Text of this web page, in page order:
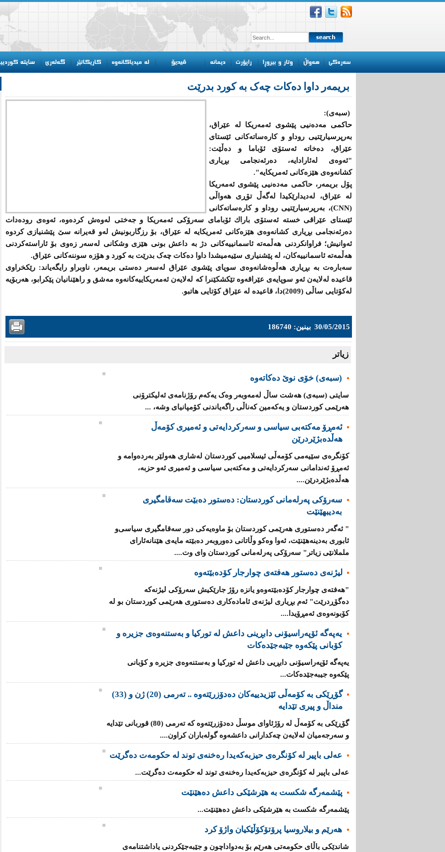
بریمه‌ر داوا دەکات چەک بە کورد بدرێت
(سبەی):
حاكمی مه‌ده‌نیی پێشوی ئه‌مەریكا له ‌عێراق،
به‌رپرسیارێتیی روداو و كاره‌ساته‌كانی ئێستای
عێراق، ده‌خاته‌ ئه‌ستۆی ئۆباما و ده‌ڵێت:
"ئه‌وه‌ی له‌ئارادایه‌، ده‌رئه‌نجامی بڕیاری
كشانه‌وه‌ی هێزه‌كانی ئه‌مریكایه‌".
پۆل بریمه‌ر، حاكمی مه‌ده‌نیی پێشوی ئه‌مەریكا
له‌ عێراق، له‌دیدارێكیدا له‌گه‌ڵ تۆڕی هه‌واڵی
(CNN)، به‌رپرسیارێتیی روداو و كاره‌ساته‌كانی
ئێستای عێراقی‌ خسته‌ ئه‌ستۆی باراك ئۆبامای سه‌رۆكی ئه‌مەریكا و جه‌ختی‌ له‌وه‌ش كرده‌وه‌، ئه‌وه‌ی رودەدات
دەرئەنجامی بڕیاری كشانه‌وه‌ی هێزه‌كانی ئه‌مریكایه‌ له‌ عێراق، بۆ رزگاربونیش لەو قەیرانە سێ پێشنیازی کردوە
ئه‌وانیش؛ فراوانكردنی هه‌ڵمه‌ته‌ ئاسمانییه‌كانی دژ به‌ داعش بونى هێزی وشكانی له‌سه‌ر زه‌وی بۆ ئاراسته‌كردنی
هه‌ڵمه‌ته‌ ئاسمانییه‌كان، لە پێشنیاری سێیەمیشدا داوا دەکات چەک بدرێت بە کورد و هۆزه‌ سوننه‌كانی عێراق.
سه‌باره‌ت به‌ بڕیاری هه‌ڵوه‌شانه‌وه‌ی سوپای پێشوی عێراق له‌سه‌ر ده‌ستی بریمه‌ر، ناوبراو رایگه‌یاند: رێكخراوی
قاعیده‌ له‌لایه‌ن ئه‌و سوپایه‌ی عێراقه‌وه‌ تێكشكێنرا كه‌ له‌لایه‌ن ئه‌مەریكاییه‌كانه‌وه‌ مه‌شق و راهێنانیان پێكرابو، هه‌ربۆیه‌
له‌كۆتایی ساڵی (2009)دا، قاعیده‌ له‌ عێراق كۆتایی هاتبو.
30/05/2015 بینین: 186740
زیاتر
(سبەى) خۆى نوێ دەکاتەوە
سایتى (سبەى) هەشت ساڵ لەمەوبەر وەک یەکەم رۆژنامەى ئەلیکترۆنى
هەرێمى کوردستان و یه‌كه‌مین كه‌ناڵی‌ راگه‌یاندنی‌ كۆمپانیای‌ وشه‌، ...
ئه‌مڕۆ مه‌كته‌بی‌ سیاسی‌ و سه‌ركردایه‌تی‌ و ئه‌میری‌ كۆمه‌ڵ
هەڵدەبژێردرێن
كۆنگره‌ی‌ سێیه‌می‌ كۆمه‌ڵی‌ ئیسلامیی‌ كوردستان له‌شاری‌ هه‌ولێر به‌رده‌وامه‌ و
ئه‌مڕۆ ئه‌ندامانی‌ سه‌ركردایه‌تی‌ و مه‌كته‌بی‌ سیاسی‌ و ئه‌میری‌ ئه‌و حزبه‌،
هەڵدەبژێردرێن....
سەرۆكی پەرلەمانی كوردستان: دەستور دەبێت سەقامگیری
بەدیبهێنێت
" ئەگەر دەستوری هەرێمی كوردستان بۆ ماوەیەكی دور سەقامگیری سیاسی‌و
ئابوری بەدینەهێنێت، ئەوا وەكو وڵاتانی دەوروبەر دەبێتە مایەی هێنانەئارای
ململانێی زیاتر" سەرۆكی پەرلەمانی كوردستان وای وت....
لیژنەی دەستور هەفتەی چوارجار كۆدەبێتەوە
"هەفتەی چوارجار كۆدەبێتەوە‌و یانزە رۆژ جارێكیش سەرۆكی لیژنەكە
دەگۆڕدرێت" ئەم بڕیاری لیژنەی ئامادەكاری دەستوری هەرێمی كوردستان بو لە
كۆبونەوەی ئەمڕۆیدا....
یەپەگە ئۆپەراسیۆنی دابڕینی داعش لە تورکیا و بەستنەوەی جزیرە و
کۆبانی پێکەوە جێبەجێدەکات
یەپەگە ئۆپەراسیۆنی دابڕیی داعش لە تورکیا و بەستنەوەی جزیرە و کۆبانی
پێکەوە جیبەجێدەکات...
گۆڕێکی بە کۆمەڵی ئێزیدییەکان دەدۆزرێتەوە .. تەرمی (20) ژن و (33)
منداڵ و پیری تێدایە
گۆڕێکی بە کۆمەڵ لە رۆژئاوای موسڵ دەدۆزرێتەوە کە تەرمی (80) قوربانی تێدایە
و سەرجەمیان لەلایەن چەکدارانی داعشەوە گولەباران کراون....
عەلی باپیر لە کۆنگرەی حیزبەکەیدا رەخنەی توند لە حکومەت دەگرێت
عەلی باپیر لە کۆنگرەی حیزبەکەیدا رەخنەی توند لە حکومەت دەگرێت...
پێشمەرگە شكست بە هێرشێكی داعش دەهێنێت
پێشمەرگە شكست بە هێرشێكی داعش دەهێنێت...
هەرێم و بیلاروسیا پرۆتۆکۆڵێکیان واژۆ کرد
شاندێکى باڵاى حکومەتى هەرێم بۆ بەدواداچون و جێبەجێکردنی یاداشتنامەى